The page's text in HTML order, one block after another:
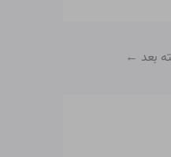
بعد ←